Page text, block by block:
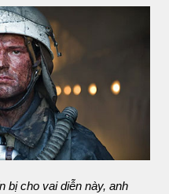
bị cho vai diễn này, anh